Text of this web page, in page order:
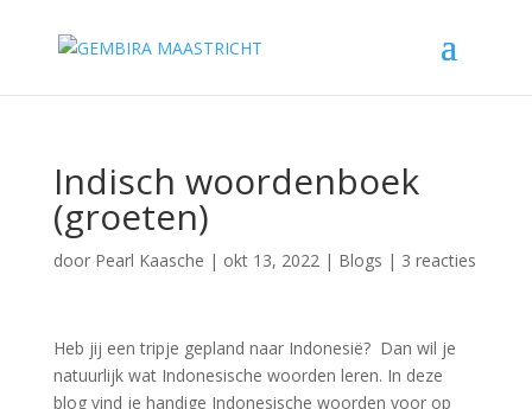
Indisch woordenboek
(groeten)
door Pearl Kaasche | okt 13, 2022| Blogs | 3 reacties
Heb jij een tripje gepland naar Indonesië? Dan wil je
natuurlijk wat Indonesische woorden leren. In deze
blog vind je handige Indonesische woorden voor op